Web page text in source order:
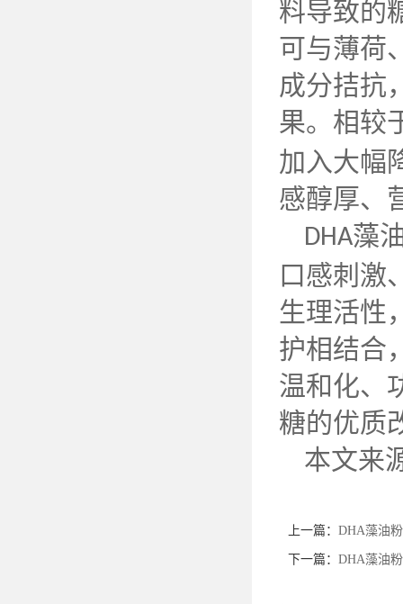
料导致的
可与薄荷
成分拮抗
果。相较
加入大幅
感醇厚、
DHA藻
口感刺激
生理活性
护相结合
温和化、
糖的优质
本文来
上一篇： DHA藻油
下一篇： DHA藻油